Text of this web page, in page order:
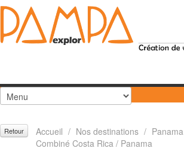
Retour Accueil / Nos destinations / Panama
Combiné Costa Rica / Panama